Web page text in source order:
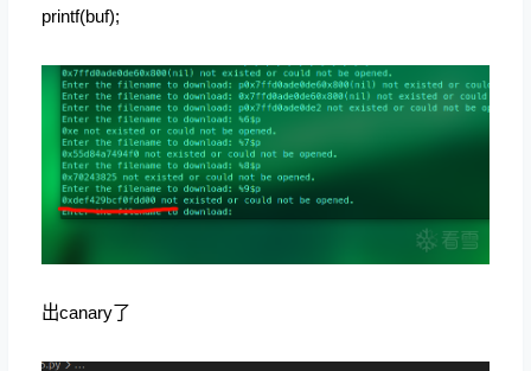
printf(buf);
出canary了